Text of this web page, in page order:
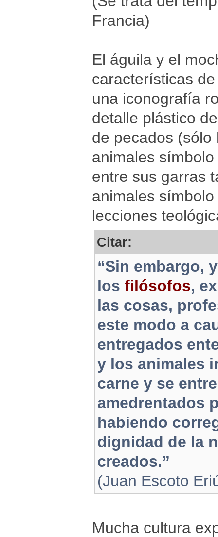
Francia)
El águila y el
características
una iconografía
detalle plástico
de pecados
animales
entre sus garras
animales
lecciones
Citar:
“Sin embargo,
los filósofos,
las cosas,
este modo a
entregados
y los animales
carne y se
amedrentados
habiendo
dignidad de la
creados.”
(Juan Escoto
Mucha cultura